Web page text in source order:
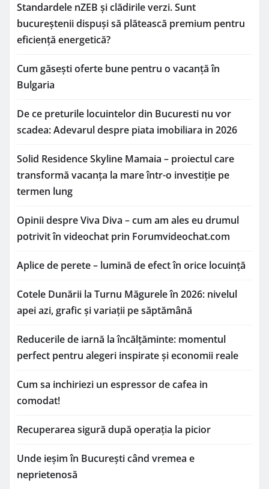
Standardele nZEB și clădirile verzi. Sunt
bucureștenii dispuși să plătească premium pentru
eficiență energetică?
Cum găsești oferte bune pentru o vacanță în
Bulgaria
De ce preturile locuintelor din Bucuresti nu vor
scadea: Adevarul despre piata imobiliara in 2026
Solid Residence Skyline Mamaia – proiectul care
transformă vacanța la mare într-o investiție pe
termen lung
Opinii despre Viva Diva – cum am ales eu drumul
potrivit în videochat prin Forumvideochat.com
Aplice de perete – lumină de efect în orice locuință
Cotele Dunării la Turnu Măgurele în 2026: nivelul
apei azi, grafic și variații pe săptămână
Reducerile de iarnă la încălțăminte: momentul
perfect pentru alegeri inspirate și economii reale
Cum sa inchiriezi un espressor de cafea in
comodat!
Recuperarea sigură după operația la picior
Unde ieșim în București când vremea e
neprietenosă